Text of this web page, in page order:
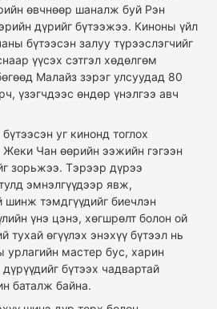
өвчнөөр шаналж буй Рэн
дүрийг бүтээжээ. Киноны үйл
бүтээсэн залуу түрээслэгчийг
үүсэх сэтгэл хөдөлгөм
Малайз зэрэг улсуудад 80
үзэгчдээс өндөр үнэлгээ авч
уг кинонд тоглох
Жеки Чан өөрийн ээжийн гэгээн
зорьжээ. Тэрээр дүрээ
эмнэлгүүдээр явж,
шинж тэмдгүүдийг биечлэн
үнэ цэнэ, хөгшрөлт болон ой
өгүүлэх энэхүү бүтээл нь
урлагийн мастер бус, харин
дүрүүдийг бүтээх чадвартай
баталж байна.